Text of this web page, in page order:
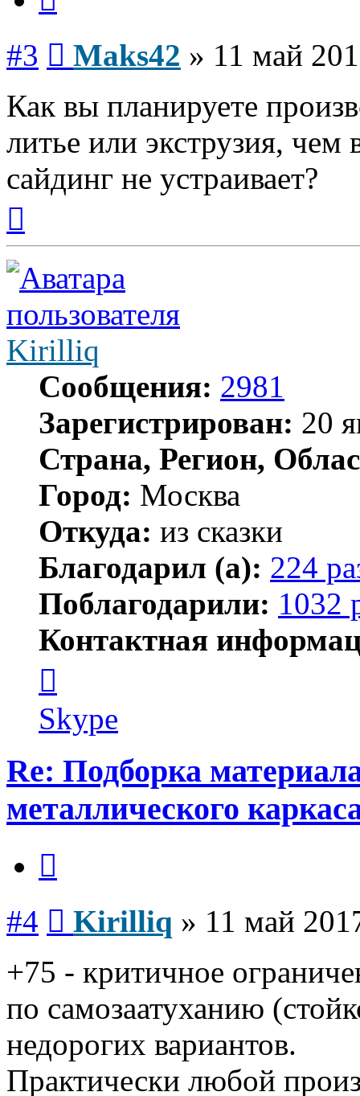
#3 Maks42 » 11 май
Как вы планируете
литье или экструзия,
сайдинг не устраивает?
началу
Kirilliq
Сообщения: 2981
Зарегистрирован: 20
Страна, Регион,
Город: Москва
Откуда: из сказки
Благодарил (а): 224
Поблагодарили: 1032
Контактная
пользователя
Kirilliq
Skype
Re: Подборка
металлического
#4 Kirilliq » 11 май
+75 - критичное
по самозаатуханию
недорогих вариантов.
Практически любой